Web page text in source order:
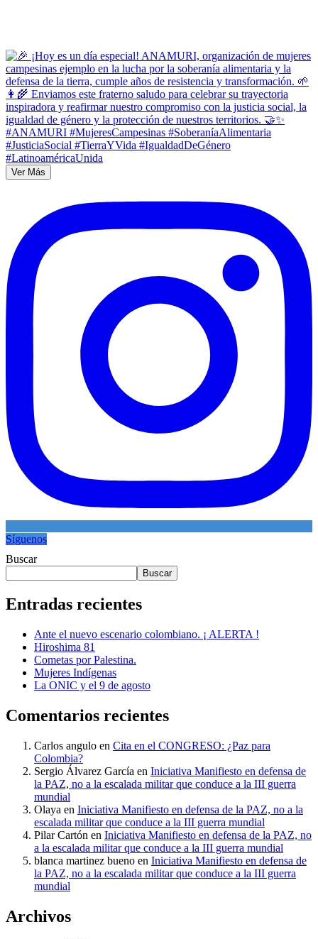
Ver Más
Síguenos
Buscar
Buscar
Entradas recientes
Ante el nuevo escenario colombiano. ¡ ALERTA !
Hiroshima 81
Cometas por Palestina.
Mujeres Indígenas
La ONIC y el 9 de agosto
Comentarios recientes
Carlos angulo en Cita en el CONGRESO: ¿Paz para
Colombia?
Sergio Álvarez García en Iniciativa Manifiesto en defensa de
la PAZ, no a la escalada militar que conduce a la III guerra
mundial
Olaya en Iniciativa Manifiesto en defensa de la PAZ, no a la
escalada militar que conduce a la III guerra mundial
Pilar Cartón en Iniciativa Manifiesto en defensa de la PAZ, no
a la escalada militar que conduce a la III guerra mundial
blanca martinez bueno en Iniciativa Manifiesto en defensa de
la PAZ, no a la escalada militar que conduce a la III guerra
mundial
Archivos